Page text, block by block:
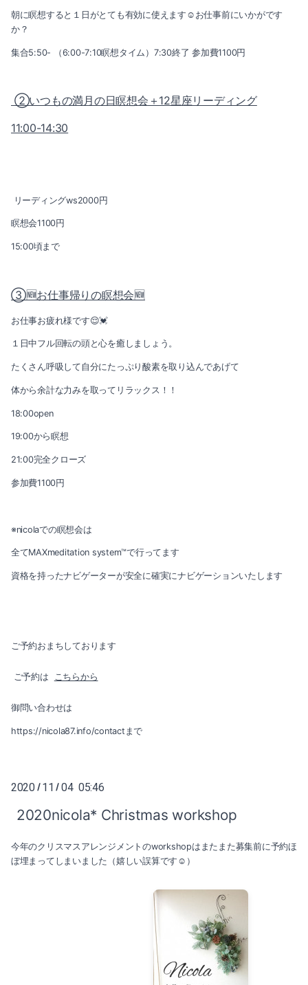
朝に瞑想すると１日がとても有効に使えます☺️お仕事前にいかがです
か？
集合5:50- （6:00-7:10瞑想タイム）7:30終了 参加費1100円
②いつもの満月の日瞑想会＋12星座リーディング
11:00-14:30
リーディングws2000円
瞑想会1100円
15:00頃まで
③🆕お仕事帰りの瞑想会🆕
お仕事お疲れ様です😌💓
１日中フル回転の頭と心を癒しましょう。
たくさん呼吸して自分にたっぷり酸素を取り込んであげて
体から余計な力みを取ってリラックス！！
18:00open
19:00から瞑想
21:00完全クローズ
参加費1100円
※nicolaでの瞑想会は
全てMAXmeditation system™️で行ってます
資格を持ったナビゲーターが安全に確実にナビゲーションいたします
ご予約おまちしております
ご予約は こちらから
御問い合わせは
https://nicola87.info/contactまで
2020/ 11 / 04 05:46
2020nicola* Christmas workshop
今年のクリスマスアレンジメントのworkshopはまたまた募集前に予約ほ
ぼ埋まってしまいました（嬉しい誤算です☺️）